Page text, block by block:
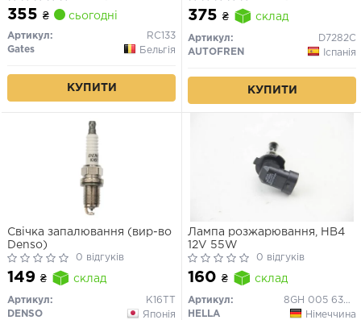
355 ₴ сьогодні
Артикул:
RC133
Gates
Бельгія
КУПИТИ
375 ₴ склад
Артикул:
D7282C
AUTOFREN
Іспанія
КУПИТИ
Свічка запалювання (вир-во
Denso)
0 відгуків
149 ₴ склад
Артикул:
K16TT
DENSO
Японія
Лампа розжарювання, HB4
12V 55W
0 відгуків
160 ₴ склад
Артикул:
8GH 005 636-121
HELLA
Німеччина